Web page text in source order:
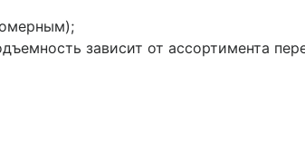
зависит от ассортимента